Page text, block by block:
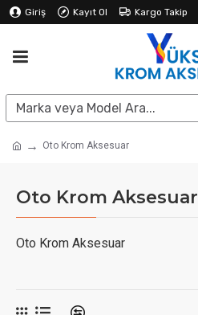
Giriş Kayıt Ol Kargo Takip
Oto Krom Aksesuar
Oto Krom Aksesuar
Oto Krom Aksesuar